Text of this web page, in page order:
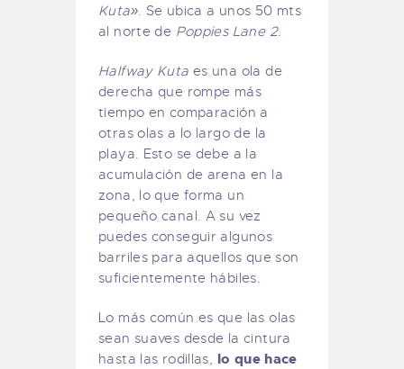
Kuta». Se ubica a unos 50 mts
al norte de Poppies Lane 2.
Halfway Kuta es una ola de
derecha que rompe más
tiempo en comparación a
otras olas a lo largo de la
playa. Esto se debe a la
acumulación de arena en la
zona, lo que forma un
pequeño canal. A su vez
puedes conseguir algunos
barriles para aquellos que son
suficientemente hábiles.
Lo más común es que las olas
sean suaves desde la cintura
hasta las rodillas, lo que hace